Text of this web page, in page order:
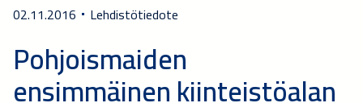
02.11.2016 Lehdistötiedote
Pohjoismaiden
ensimmäinen kiinteistöalan